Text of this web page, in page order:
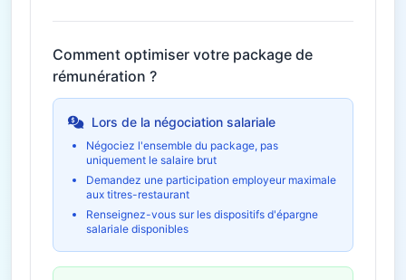
Économie fiscale potentielle
951€
Télétravail
Formation et
développement
an
Budget formation personnel
Épargne salariale
(PEE/PERCO)
4 753 € /
an
Comment optimiser votre package de
rémunération ?
Lors de la négociation salariale
Négociez l'ensemble du package, pas
uniquement le salaire brut
Demandez une participation employeur maximale
aux titres-restaurant
Renseignez-vous sur les dispositifs d'épargne
salariale disponibles